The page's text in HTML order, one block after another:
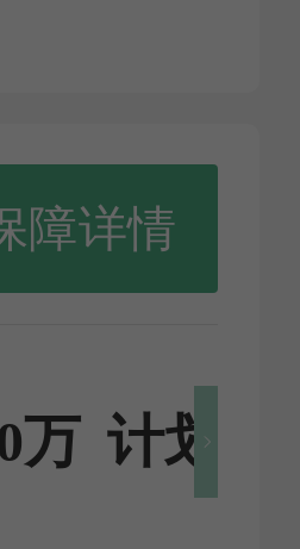
障详情
万 计划一